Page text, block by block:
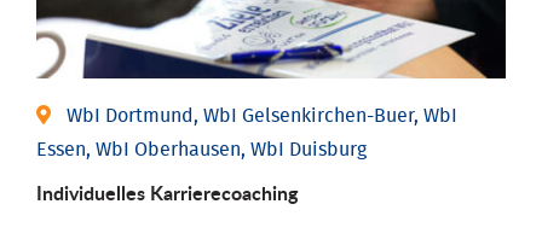
WbI Dortmund, WbI Gelsenkirchen-Buer, WbI
Essen, WbI Oberhausen, WbI Duisburg
Individu­elles Karrierecoaching